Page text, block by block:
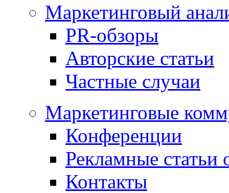
Маркетинговый
PR-обзоры
Авторские статьи
Частные случаи
Маркетинговые
Конференции
Рекламные статьи
Контакты